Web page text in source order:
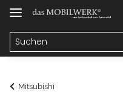
Mitsubishi